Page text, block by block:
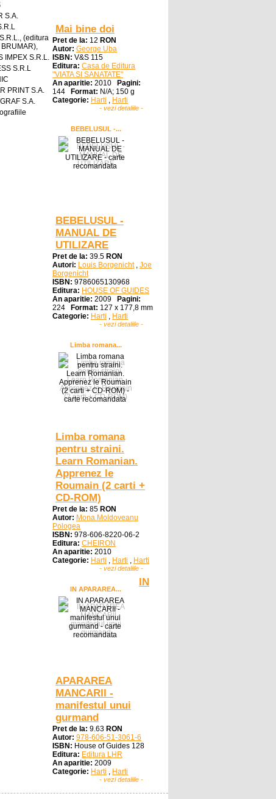
S.A.
(editura
IMPEX S.R.L.
S.R.L
PRINT S.A.
S.A.
Mai bine doi
Pret de la: 12 RON
Autor: George Uba
ISBN: V&S 115
Editura: Casa de Editura
"VIATA SI SANATATE"
An aparitie: 2010
Pagini:
144
Format: N/A; 150 g
Categorie: Harti , Harti
- vezi detaliile -
BEBELUSUL -...
BEBELUSUL -
MANUAL DE
UTILIZARE
Pret de la: 39.5 RON
Autori: Louis Borgenicht, Joe
Borgenicht
ISBN: 9786065130968
Editura: HOUSE OF GUIDES
An aparitie: 2009
Pagini:
224
Format: 127 x 177,8 mm
Categorie: Harti , Harti
- vezi detaliile -
Limba romana...
Limba romana
pentru straini.
Learn Romanian.
Apprenez le
Roumain (2 carti +
CD-ROM)
Pret de la: 85 RON
Autor: Mona Moldoveanu
Pologea
ISBN: 978-606-8220-06-2
Editura: CHEIRON
An aparitie: 2010
Categorie: Harti , Harti , Harti
- vezi detaliile -
IN APARAREA...
IN
APARAREA
MANCARII -
manifestul unui
gurmand
Pret de la: 9.63 RON
Autor: 978-606-51-3061-6
ISBN: House of Guides 128
Editura: Editura LHR
An aparitie: 2009
Categorie: Harti , Harti
- vezi detaliile -